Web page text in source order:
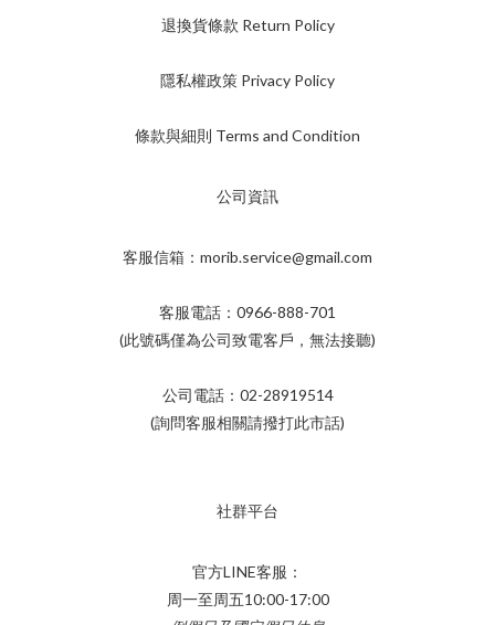
退換貨條款 Return Policy
隱私權政策 Privacy Policy
條款與細則 Terms and Condition
公司資訊
客服信箱：morib.service@gmail.com
客服電話：0966-888-701
(此號碼僅為公司致電客戶，無法接聽)
公司電話：02-28919514
(詢問客服相關請撥打此市話)
社群平台
官方LINE客服：
周一至周五10:00-17:00